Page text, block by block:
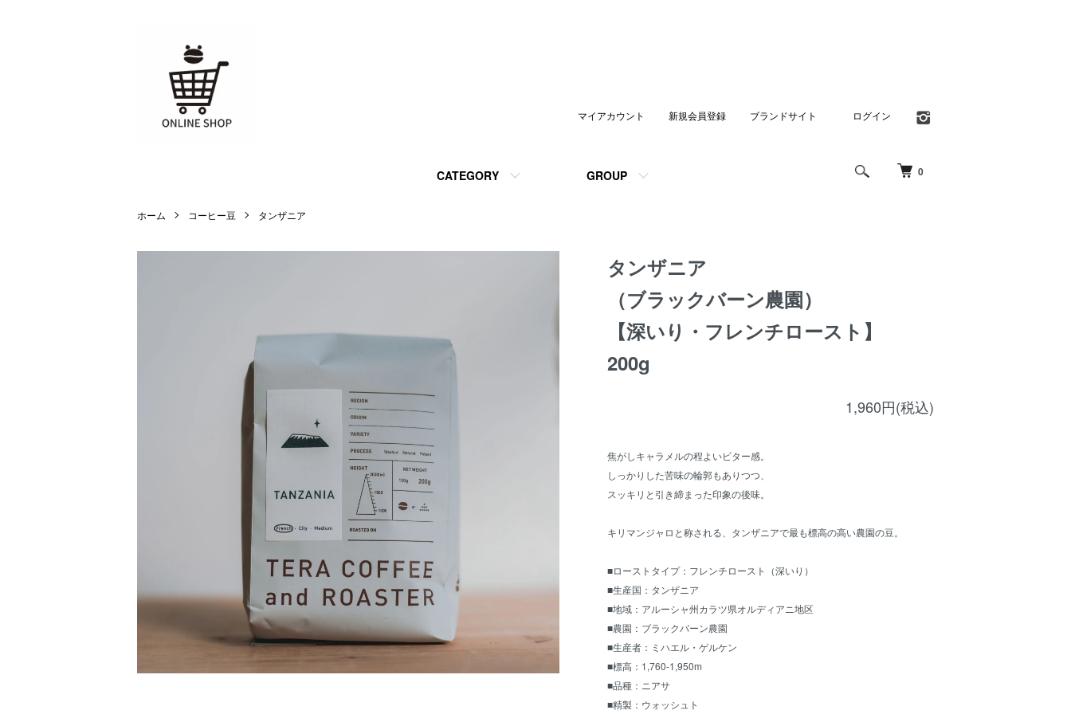
0
CATEGORY GROUP
マイアカウント 新規会員登録 ブランドサイト ログイン
ホーム コーヒー豆 タンザニア
タンザニア
（ブラックバーン農園）
【深いり・フレンチロースト】
200g
1,960円(税込)
焦がしキャラメルの程よいビター感。
しっかりした苦味の輪郭もありつつ、
スッキリと引き締まった印象の後味。
キリマンジャロと称される、タンザニアで最も標高の高い農園の豆。
■ローストタイプ：フレンチロースト（深いり）
■生産国：タンザニア
■地域：アルーシャ州カラツ県オルディアニ地区
■農園：ブラックバーン農園
■生産者：ミハエル・ゲルケン
■標高：1,760-1,950m
■品種：ニアサ
■精製：ウォッシュト